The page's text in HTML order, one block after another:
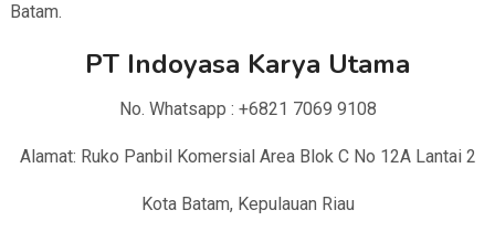
Batam.
PT Indoyasa Karya Utama
No. Whatsapp : +6821 7069 9108
Alamat: Ruko Panbil Komersial Area Blok C No 12A Lantai 2
Kota Batam, Kepulauan Riau